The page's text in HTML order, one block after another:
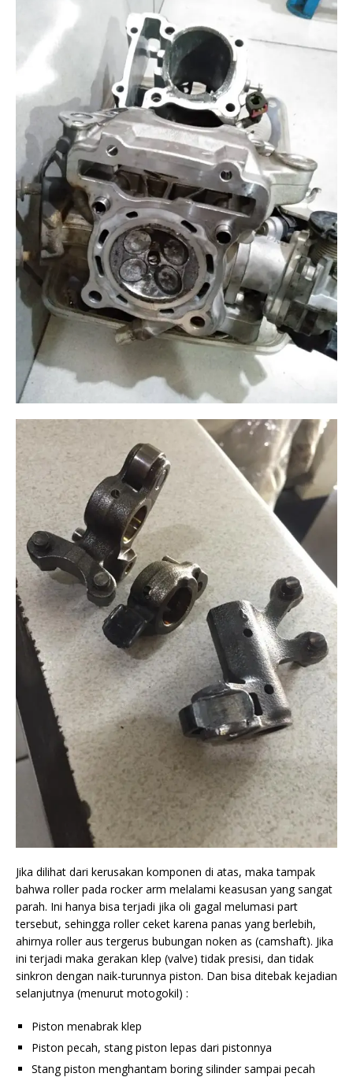
Jika dilihat dari kerusakan komponen di atas, maka tampak
bahwa roller pada rocker arm melalami keasusan yang sangat
parah. Ini hanya bisa terjadi jika oli gagal melumasi part
tersebut, sehingga roller ceket karena panas yang berlebih,
ahirnya roller aus tergerus bubungan noken as (camshaft). Jika
ini terjadi maka gerakan klep (valve) tidak presisi, dan tidak
sinkron dengan naik-turunnya piston. Dan bisa ditebak kejadian
selanjutnya (menurut motogokil) :
Piston menabrak klep
Piston pecah, stang piston lepas dari pistonnya
Stang piston menghantam boring silinder sampai pecah